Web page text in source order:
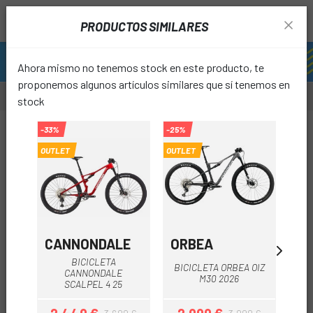
OUTLET
PRODUCTOS SIMILARES
Ahora mismo no tenemos stock en este producto, te
proponemos algunos artículos similares que sí tenemos en
stock
-33%
OUTLET
CANNONDALE
BICICLETA
CANNONDALE
SCALPEL 4 25
-25%
OUTLET
ORBEA
BICICLETA ORBEA OIZ
M30 2026